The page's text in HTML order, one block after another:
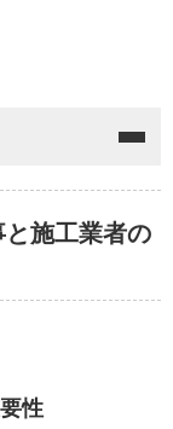
メニ
施工業者の
性